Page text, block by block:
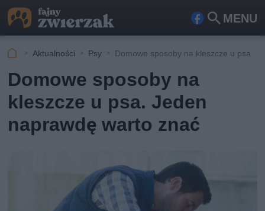
MENU
Fa
ook
Szu
Aktualności Psy Domowe sposoby na kleszcze u psa
Domowe sposoby na
kleszcze u psa. Jeden
naprawdę warto znać